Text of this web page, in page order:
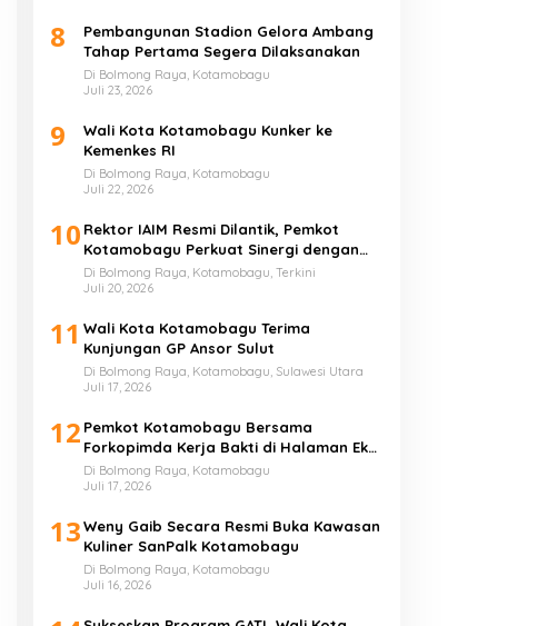
8
Pembangunan Stadion Gelora Ambang
Tahap Pertama Segera Dilaksanakan
Di Bolmong Raya, Kotamobagu
Juli 23, 2026
9
Wali Kota Kotamobagu Kunker ke
Kemenkes RI
Di Bolmong Raya, Kotamobagu
Juli 22, 2026
10 Rektor IAIM Resmi Dilantik, Pemkot
Kotamobagu Perkuat Sinergi dengan
Perguruan Tinggi
Di Bolmong Raya, Kotamobagu, Terkini
Juli 20, 2026
11 Wali Kota Kotamobagu Terima
Kunjungan GP Ansor Sulut
Di Bolmong Raya, Kotamobagu, Sulawesi Utara
Juli 17, 2026
12 Pemkot Kotamobagu Bersama
Forkopimda Kerja Bakti di Halaman Eks
Kantor Bupati Bolmong
Di Bolmong Raya, Kotamobagu
Juli 17, 2026
13Weny Gaib Secara Resmi Buka Kawasan
Kuliner SanPalk Kotamobagu
Di Bolmong Raya, Kotamobagu
Juli 16, 2026